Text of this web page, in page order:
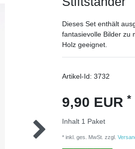
Dieses Set enthält
fantasievolle Bilder zu
Holz geeignet.
Artikel-Id: 3732
9,90 EUR *
Inhalt 1 Paket
* inkl. ges. MwSt. zzgl.